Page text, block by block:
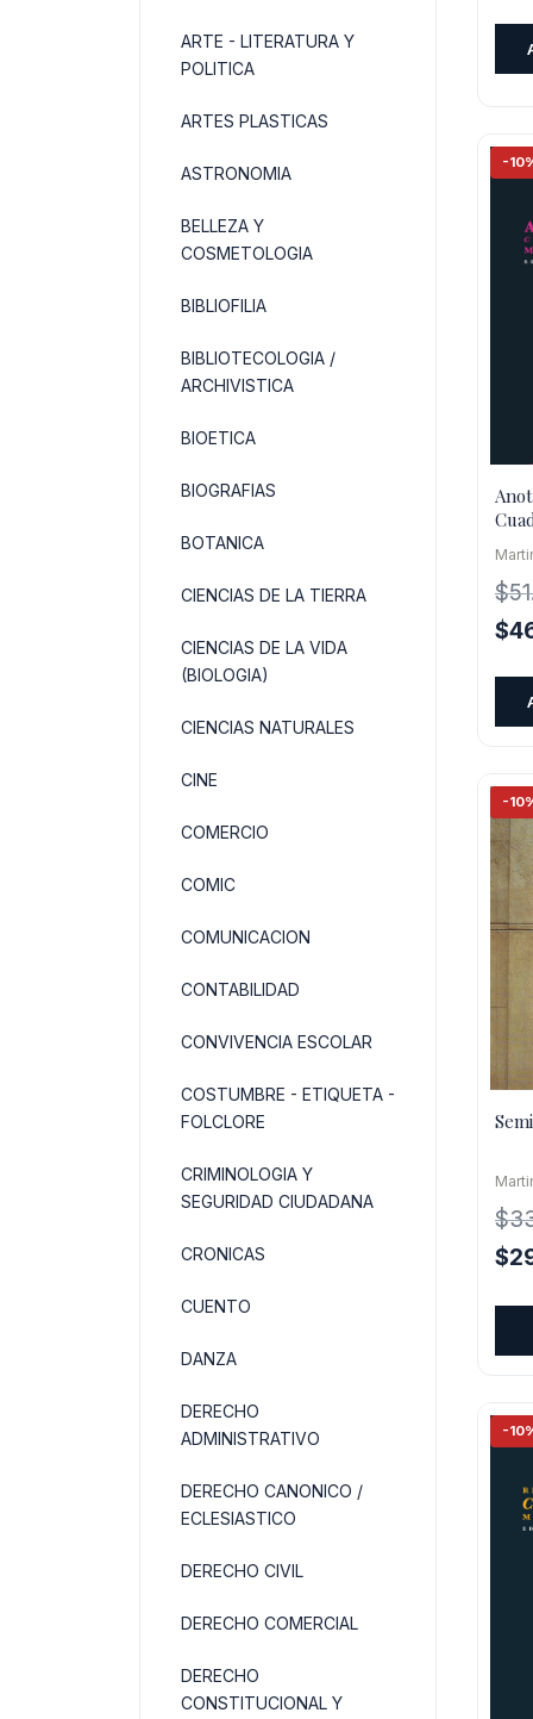
ARTE - LITERATURA Y
POLITICA
ARTES PLASTICAS
ASTRONOMIA
BELLEZA Y
COSMETOLOGIA
BIBLIOFILIA
BIBLIOTECOLOGIA /
ARCHIVISTICA
BIOETICA
BIOGRAFIAS
BOTANICA
CIENCIAS DE LA TIERRA
CIENCIAS DE LA VIDA
(BIOLOGIA)
CIENCIAS NATURALES
CINE
COMERCIO
COMIC
COMUNICACION
CONTABILIDAD
CONVIVENCIA ESCOLAR
COSTUMBRE - ETIQUETA -
FOLCLORE
CRIMINOLOGIA Y
SEGURIDAD CIUDADANA
CRONICAS
CUENTO
DANZA
DERECHO
ADMINISTRATIVO
DERECHO CANONICO /
ECLESIASTICO
DERECHO CIVIL
DERECHO COMERCIAL
DERECHO
CONSTITUCIONAL Y
-
$
El
$
-
$
El
$
-